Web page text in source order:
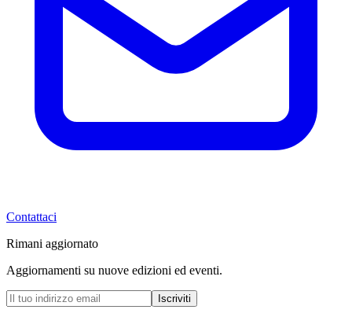
Contattaci
Rimani aggiornato
Aggiornamenti su nuove edizioni ed eventi.
Iscriviti